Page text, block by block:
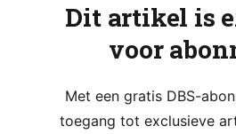
Dit artikel is
voor
Met een gratis DBS-
toegang tot exclusieve